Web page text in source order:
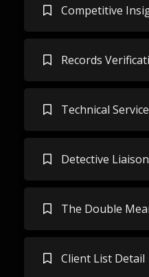
Competitive
Records
Technical
Detective
The Double
Client List Detail